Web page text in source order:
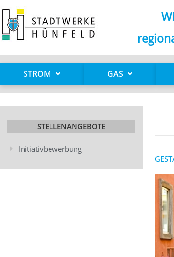
Inhalt
springen
STROM GAS
STELLENANGEBOTE
Initiativbewerbung